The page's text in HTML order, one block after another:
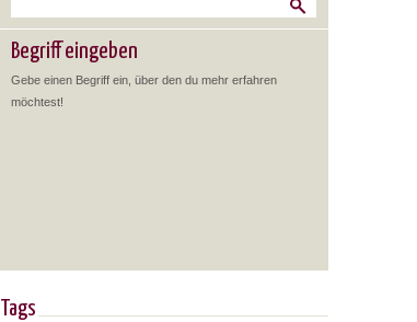
Begriff eingeben
Gebe einen Begriff ein, über den du mehr erfahren
möchtest!
Tags